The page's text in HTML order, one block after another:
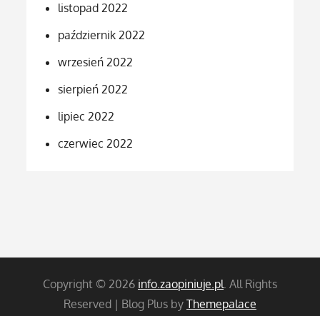
listopad 2022
październik 2022
wrzesień 2022
sierpień 2022
lipiec 2022
czerwiec 2022
Copyright © 2026 info.zaopiniuje.pl. All Rights
Reserved | Blog Plus by Themepalace